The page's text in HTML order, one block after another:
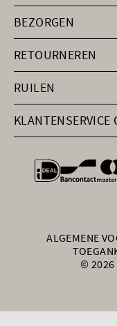
BEZORGEN
RETOURNEREN
RUILEN
KLANTENSERVICE
ALGEMENE
© 2026